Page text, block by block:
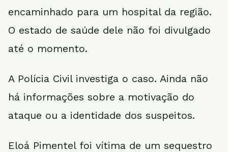
encaminhado para um hospital da região.
O estado de saúde dele não foi divulgado
até o momento.
A Polícia Civil investiga o caso. Ainda não
há informações sobre a motivação do
ataque ou a identidade dos suspeitos.
Eloá Pimentel foi vítima de um sequestro